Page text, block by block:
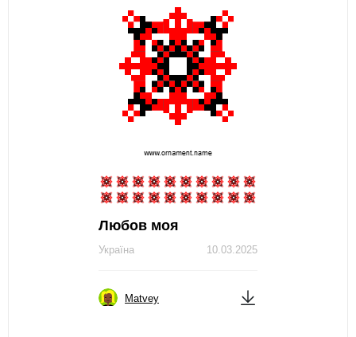
Любов моя
10.03.2025
Україна
Matvey